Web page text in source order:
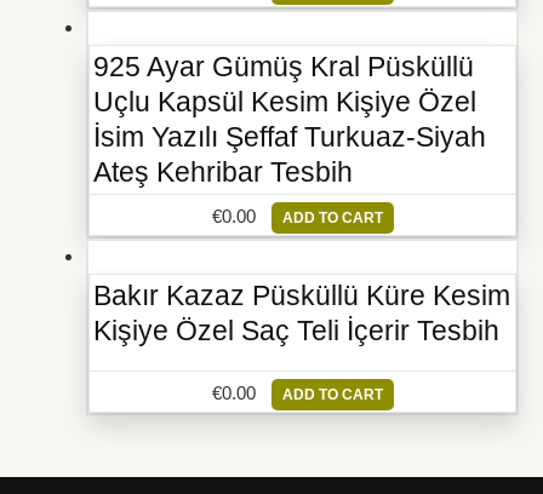
925 Ayar Gümüş Kral Püsküllü
Uçlu Kapsül Kesim Kişiye Özel
İsim Yazılı Şeffaf Turkuaz-Siyah
Ateş Kehribar Tesbih
€0.00 ADD TO CART
Bakır Kazaz Püsküllü Küre Kesim
Kişiye Özel Saç Teli İçerir Tesbih
€0.00 ADD TO CART